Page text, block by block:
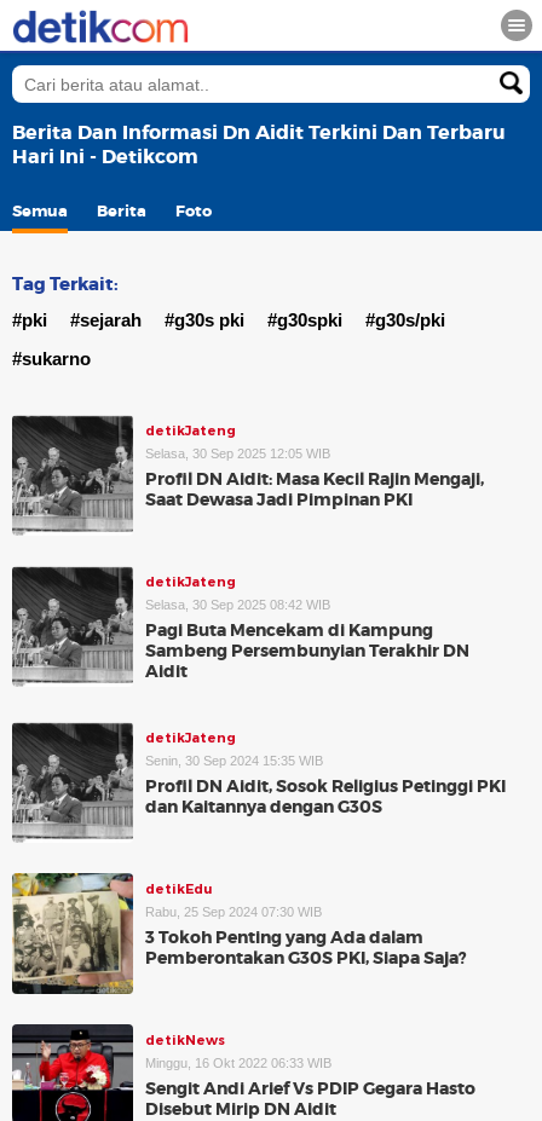
Berita Dan Informasi Dn Aidit Terkini Dan Terbaru
Hari Ini - Detikcom
Semua Berita Foto
Tag Terkait:
#pki #sejarah #g30s pki #g30spki
#g30s/pki
#sukarno
detikJateng
Selasa, 30 Sep 2025 12:05 WIB
Profil DN Aidit: Masa Kecil Rajin Mengaji,
Saat Dewasa Jadi Pimpinan PKI
detikJateng
Selasa, 30 Sep 2025 08:42 WIB
Pagi Buta Mencekam di Kampung
Sambeng Persembunyian Terakhir DN
Aidit
detikJateng
Senin, 30 Sep 2024 15:35 WIB
Profil DN Aidit, Sosok Religius Petinggi PKI
dan Kaitannya dengan G30S
detikEdu
Rabu, 25 Sep 2024 07:30 WIB
3 Tokoh Penting yang Ada dalam
Pemberontakan G30S PKI, Siapa Saja?
detikNews
Minggu, 16 Okt 2022 06:33 WIB
Sengit Andi Arief Vs PDIP Gegara Hasto
Disebut Mirip DN Aidit